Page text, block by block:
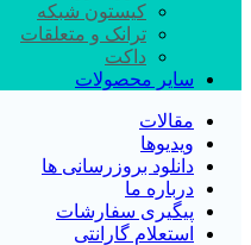
کیستون شبکه
ترانک و متعلقات
داکت
سایر محصولات
مقالات
ویدیوها
دانلود بروزرسانی ها
درباره ما
پیگیری سفارشات
استعلام گارانتی